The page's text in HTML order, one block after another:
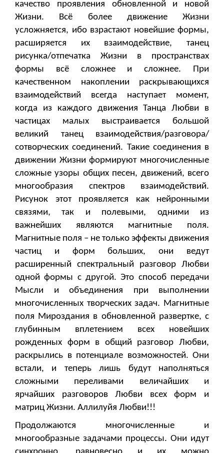
качество проявления обновленной и новой
Жизни. Всё более движение Жизни
усложняется, ибо взрастают новейшие формы,
расширяется их взаимодействие, танец
рисунка/отпечатка Жизни в пространствах
формы всё сложнее и сложнее. При
качественном накоплении раскрывающихся
взаимодействий всегда наступает момент,
когда из каждого движения Танца Любви в
частицах малых выстраивается большой
великий танец взаимодействия/разговора/
сотворческих соединений. Такие соединения в
движении Жизни формируют многочисленные
сложные узоры общих песен, движений, всего
многообразия спектров взаимодействий.
Рисунок этот проявляется как нейронными
связями, так и полевыми, одними из
важнейших являются магнитные поля.
Магнитные поля – не только эффекты движения
частиц и форм больших, они ведут
расширенный спектральный разговор Любви
одной формы с другой. Это способ передачи
Мысли и объединения при выполнении
многочисленных творческих задач. Магнитные
поля Мироздания в обновленной развертке, с
глубинным вплетением всех новейших
рожденных форм в общий разговор Любви,
раскрылись в потенциале возможностей. Они
встали, и теперь лишь будут наполняться
сложными переливами величайших и
ярчайших разговоров Любви всех форм и
матриц Жизни. Аллилуйя Любви!!!
Продолжаются многочисленные и
многообразные задачами процессы. Они идут